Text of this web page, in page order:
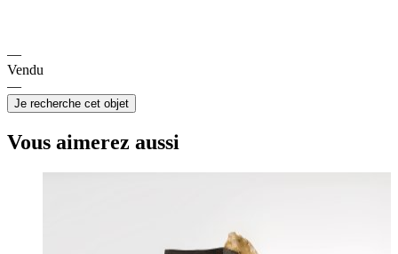
Vendu
Je recherche cet objet
Vous aimerez aussi